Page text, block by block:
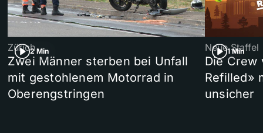
2 Min
Zürich
Zwei Männer sterben bei Unfall
mit gestohlenem Motorrad in
Oberengstringen
1 Min
Neue Staffel
Die Crew
Refilled»
unsicher